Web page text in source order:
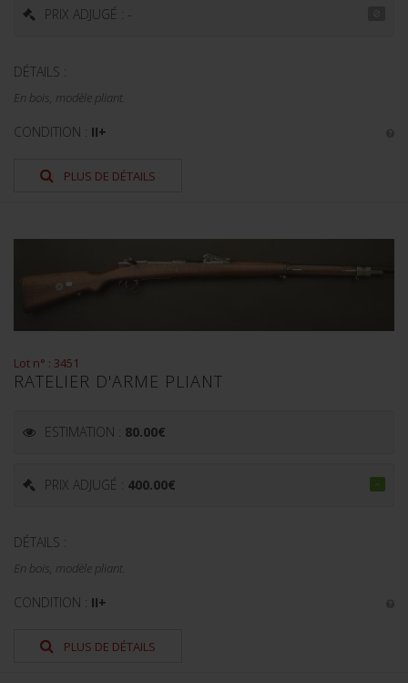
PRIX ADJUGÉ : -
DÉTAILS :
En bois, modèle pliant.
CONDITION : II+
PLUS DE DÉTAILS
Lot n° : 3451
RATELIER D'ARME PLIANT
ESTIMATION : 80.00€
PRIX ADJUGÉ : 400.00€
DÉTAILS :
En bois, modèle pliant.
CONDITION : II+
PLUS DE DÉTAILS